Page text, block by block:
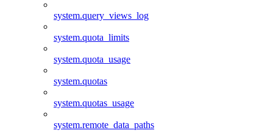
system.query_views_log
system.quota_limits
system.quota_usage
system.quotas
system.quotas_usage
system.remote_data_paths